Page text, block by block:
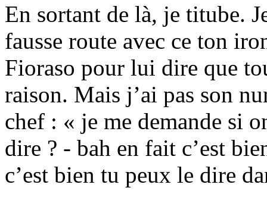
En sortant de là, je titube.
fausse route avec ce ton
Fioraso pour lui dire que
raison. Mais j’ai pas son
chef : « je me demande si
dire ? - bah en fait c’est
c’est bien tu peux le dire